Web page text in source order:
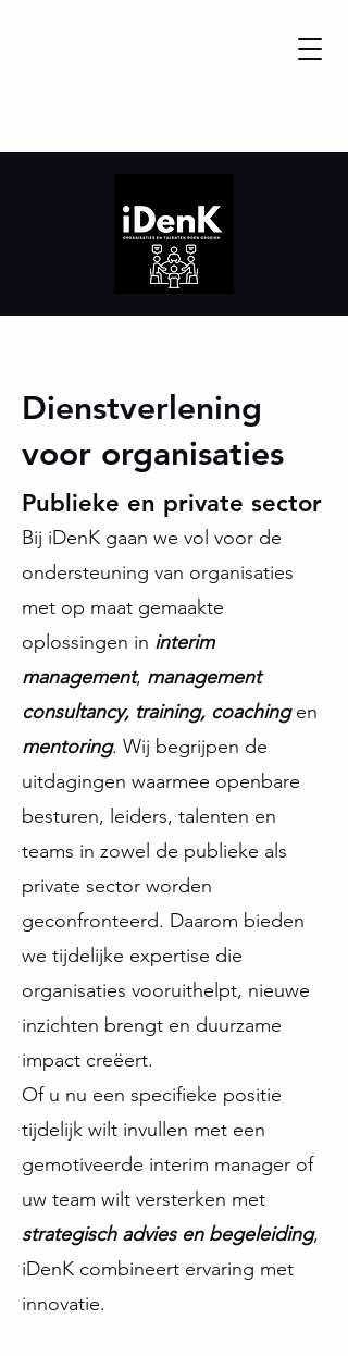
Dienstverlening
voor organisaties
Publieke en private sector
Bij iDenK gaan we vol voor de
ondersteuning van organisaties
met op maat gemaakte
oplossingen in interim
management, management
consultancy, training, coachingen
mentoring. Wij begrijpen de
uitdagingen waarmee openbare
besturen, leiders, talenten en
teams in zowel de publieke als
private sector worden
geconfronteerd. Daarom bieden
we tijdelijke expertise die
organisaties vooruithelpt, nieuwe
inzichten brengt en duurzame
impact creëert.
Of u nu een specifieke positie
tijdelijk wilt invullen met een
gemotiveerde interim manager of
uw team wilt versterken met
strategisch advies en begeleiding,
iDenK combineert ervaring met
innovatie.